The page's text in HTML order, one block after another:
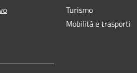
Turismo
Mobilità e trasporti